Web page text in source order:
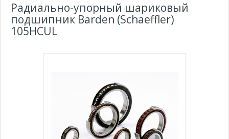
Радиально-упорный шариковый
подшипник Barden (Schaeffler)
105HCUL